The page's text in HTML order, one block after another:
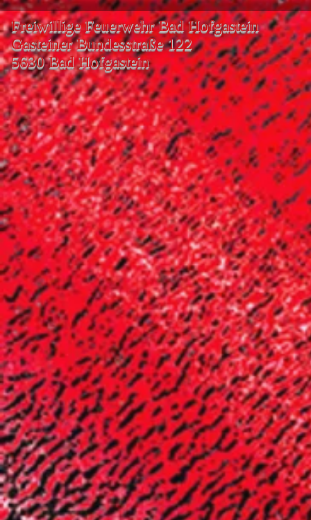
Freiwillige Feuerwehr Bad Hofgastein
Gasteiner Bundesstraße 122
5630 Bad Hofgastein